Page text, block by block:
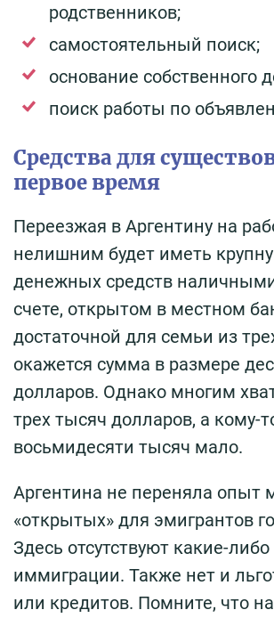
родственников;
самостоятельный поиск;
основание собственного
поиск работы по
Средства для
первое время
Переезжая в Аргентину на
нелишним будет иметь
денежных средств
счете, открытом в местном
достаточной для семьи из
окажется сумма в размере
долларов. Однако многим
трех тысяч долларов, а кому-
восьмидесяти тысяч мало.
Аргентина не переняла опыт
«открытых» для эмигрантов
Здесь отсутствуют какие-
иммиграции. Также нет и
или кредитов. Помните, что